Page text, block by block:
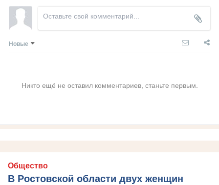
Новые
Никто ещё не оставил комментариев, станьте первым.
Общество
В Ростовской области двух женщин